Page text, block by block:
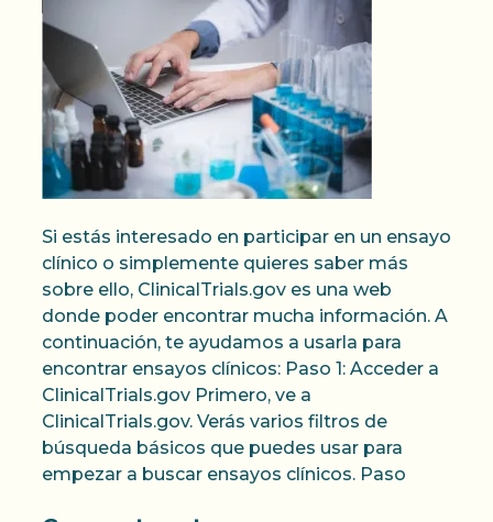
Si estás interesado en participar en un ensayo
clínico o simplemente quieres saber más
sobre ello, ClinicalTrials.gov es una web
donde poder encontrar mucha información. A
continuación, te ayudamos a usarla para
encontrar ensayos clínicos: Paso 1: Acceder a
ClinicalTrials.gov Primero, ve a
ClinicalTrials.gov. Verás varios filtros de
búsqueda básicos que puedes usar para
empezar a buscar ensayos clínicos. Paso